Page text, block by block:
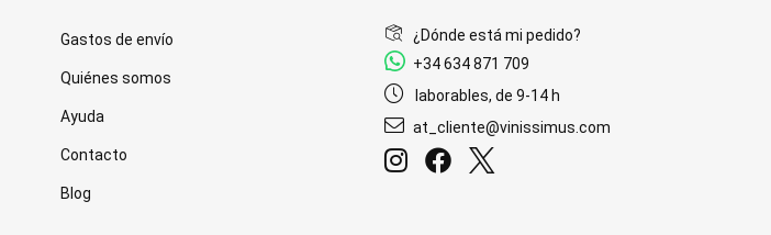
Gastos de envío
Quiénes somos
Ayuda
Contacto
Blog
¿Dónde está mi pedido?
+34 634 871 709
laborables, de 9-14 h
at_cliente@vinissimus.com